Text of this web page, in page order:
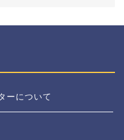
ーについて